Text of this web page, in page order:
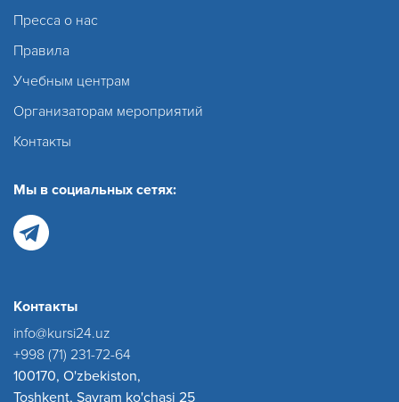
Пресса о нас
Правила
Учебным центрам
Организаторам мероприятий
Контакты
Мы в социальных сетях:
Контакты
info@kursi24.uz
+998 (71) 231-72-64
100170, O'zbekiston,
Toshkent, Sayram ko'chasi 25